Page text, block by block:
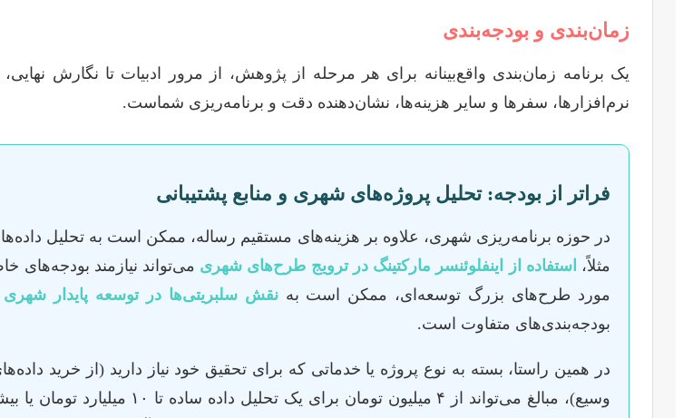
زمان‌بندی و بودجه‌بندی
یک برنامه زمان‌بندی واقع‌بینانه برای هر مرحله از پژوهش، از مرور ادبیات تا نگارش
نرم‌افزارها، سفرها و سایر هزینه‌ها، نشان‌دهنده دقت و برنامه‌ریزی شماست.
فراتر از بودجه: تحلیل پروژه‌های شهری و منابع پشتیبانی
در حوزه برنامه‌ریزی شهری، علاوه بر هزینه‌های مستقیم رساله، ممکن است به تحلیل داده‌ها
مثلاً، استفاده از اینفلوئنسر مارکتینگ در ترویج طرح‌های شهری می‌تواند نیازمند
مورد طرح‌های بزرگ توسعه‌ای، ممکن است بهنقش سلبریتی‌ها در توسعه پایدار شهری
بودجه‌بندی‌های متفاوت است.
در همین راستا، بسته به نوع پروژه یا خدماتی که برای تحقیق خود نیاز دارید (از خرید
وسیع)، مبالغ می‌تواند از ۴